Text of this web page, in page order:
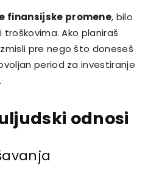
finansijske promene, bilo
Ako planiraš
pre nego što doneseš
period za investiranje
odnosi